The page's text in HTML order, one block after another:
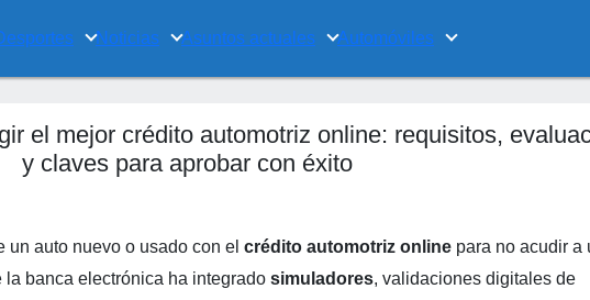
Noticias Asuntos actuales Automóviles
el mejor crédito automotriz online: requisitos,
y claves para aprobar con éxito
auto nuevo o usado con el crédito automotriz online para no acudir a
banca electrónica ha integrado simuladores, validaciones digitales de